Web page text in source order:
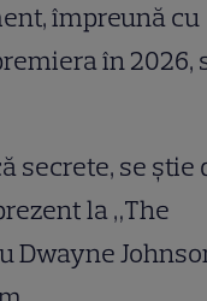
împreună cu
în 2026,
secrete, se știe
la „The
Dwayne